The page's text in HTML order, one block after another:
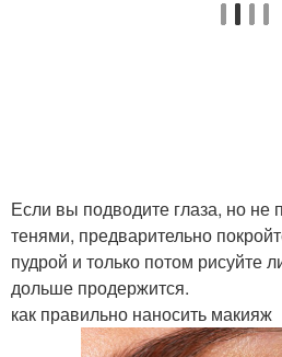
Если вы подводите глаза, но не
тенями, предварительно
пудрой и только потом рисуйте
дольше продержится.
как правильно наносить макияж